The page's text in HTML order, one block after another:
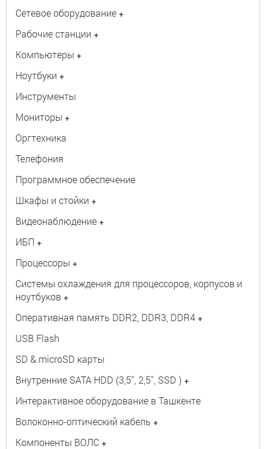
Сетевое оборудование +
Рабочие станции +
Компьютеры +
Ноутбуки +
Инструменты
Мониторы +
Оргтехника
Телефония
Программное обеспечение
Шкафы и стойки +
Видеонаблюдение +
ИБП +
Процессоры +
Системы охлаждения для процессоров, корпусов и
ноутбуков +
Оперативная память DDR2, DDR3, DDR4 +
USB Flash
SD & microSD карты
Внутренние SATA HDD (3,5", 2,5", SSD ) +
Интерактивное оборудование в Ташкенте
Волоконно-оптический кабель +
Компоненты ВОЛС +